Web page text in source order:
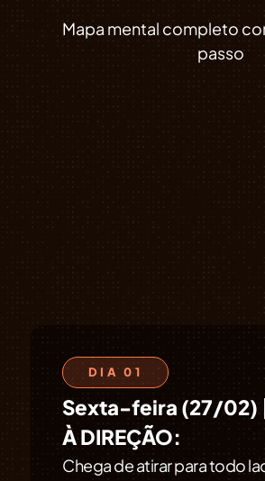
Mapa mental completo
passo
DIA 01
Sexta-feira (27/02) |
À DIREÇÃO:
Chega de atirar para todo